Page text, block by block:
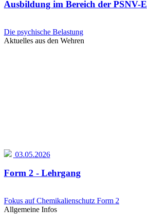
Ausbildung im Bereich der PSNV-E
Die psychische Belastung
Aktuelles aus den Wehren
03.05.2026
Form 2 - Lehrgang
Fokus auf Chemikalienschutz Form 2
Allgemeine Infos